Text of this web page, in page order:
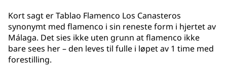
Kort sagt er Tablao Flamenco Los Canasteros
synonymt med flamenco i sin reneste form i hjertet av
Málaga. Det sies ikke uten grunn at flamenco ikke
bare sees her – den leves til fulle i løpet av 1 time med
forestilling.